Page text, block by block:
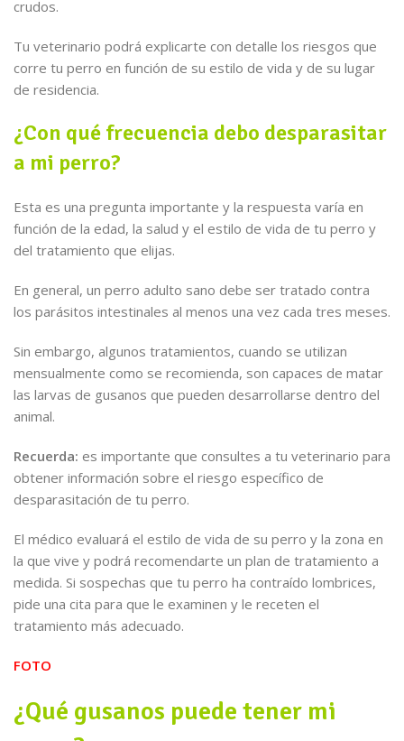
crudos.
Tu veterinario podrá explicarte con detalle los riesgos que
corre tu perro en función de su estilo de vida y de su lugar
de residencia.
¿Con qué frecuencia debo desparasitar
a mi perro?
Esta es una pregunta importante y la respuesta varía en
función de la edad, la salud y el estilo de vida de tu perro y
del tratamiento que elijas.
En general, un perro adulto sano debe ser tratado contra
los parásitos intestinales al menos una vez cada tres meses.
Sin embargo, algunos tratamientos, cuando se utilizan
mensualmente como se recomienda, son capaces de matar
las larvas de gusanos que pueden desarrollarse dentro del
animal.
Recuerda: es importante que consultes a tu veterinario para
obtener información sobre el riesgo específico de
desparasitación de tu perro.
El médico evaluará el estilo de vida de su perro y la zona en
la que vive y podrá recomendarte un plan de tratamiento a
medida. Si sospechas que tu perro ha contraído lombrices,
pide una cita para que le examinen y le receten el
tratamiento más adecuado.
FOTO
¿Qué gusanos puede tener mi